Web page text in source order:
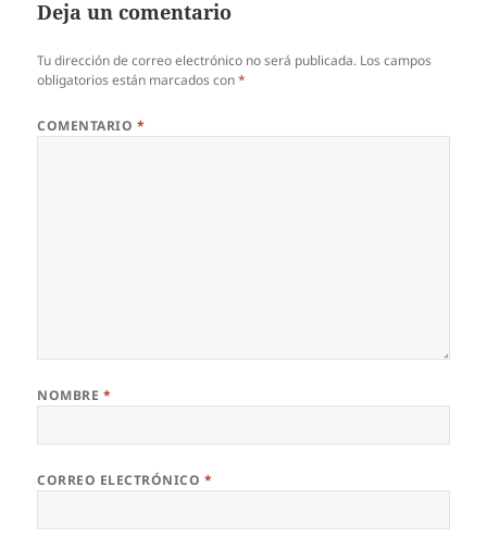
Deja un comentario
Tu dirección de correo electrónico no será publicada. Los campos
obligatorios están marcados con*
COMENTARIO *
NOMBRE *
CORREO ELECTRÓNICO *